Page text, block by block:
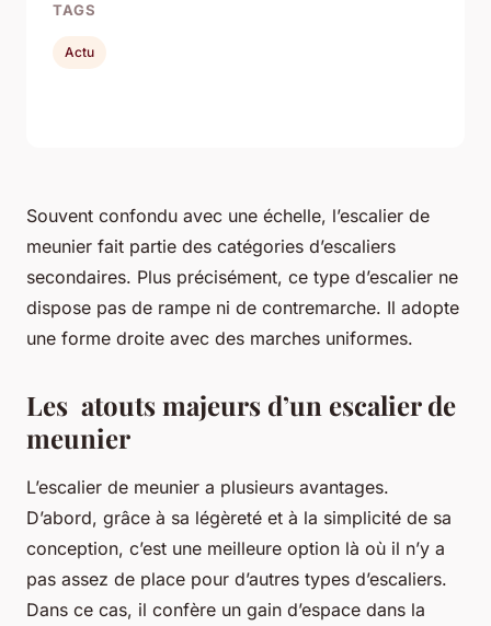
Souvent confondu avec une échelle, l’escalier de
meunier fait partie des catégories d’escaliers
secondaires. Plus précisément, ce type d’escalier ne
dispose pas de rampe ni de contremarche. Il adopte
une forme droite avec des marches uniformes.
Les atouts majeurs d’un escalier de
meunier
L’escalier de meunier a plusieurs avantages.
D’abord, grâce à sa légèreté et à la simplicité de sa
conception, c’est une meilleure option là où il n’y a
pas assez de place pour d’autres types d’escaliers.
Dans ce cas, il confère un gain d’espace dans la
TAGS
Actu